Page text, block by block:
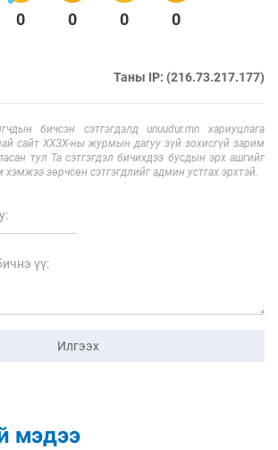
0 0 0 0
Таны IP: (216.73.217.177)
бичсэн сэтгэгдэлд unuudur.mn хариуцлага
сайт ХХЗХ-ны журмын дагуу зүй зохисгүй зарим
тул Та сэтгэгдэл бичихдээ бусдын эрх ашгийг
хэмжээ зөрчсөн сэтгэгдлийг админ устгах эрхтэй.
Илгээх
мэдээ